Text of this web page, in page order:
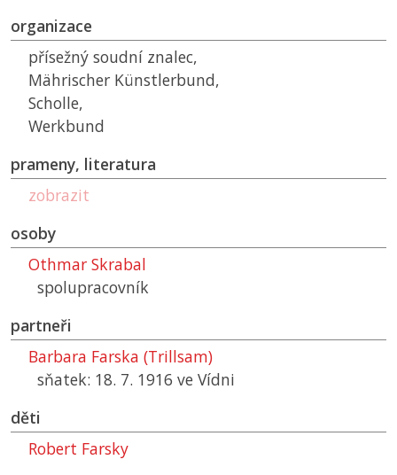
organizace
přísežný soudní znalec,
Mährischer Künstlerbund,
Scholle,
Werkbund
prameny, literatura
zobrazit
osoby
Othmar Skrabal
spolupracovník
partneři
Barbara Farska (Trillsam)
sňatek: 18. 7. 1916 ve Vídni
děti
Robert Farsky